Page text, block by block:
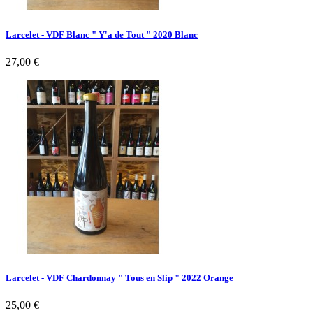
Larcelet - VDF Blanc " Y'a de Tout " 2020 Blanc
Prix
27,00 €
Larcelet - VDF Chardonnay " Tous en Slip " 2022 Orange
Prix
25,00 €